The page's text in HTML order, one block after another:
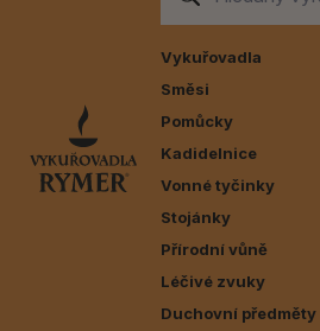
Vykuřovadla
Směsi
Pomůcky
Kadidelnice
Vonné tyčinky
Stojánky
Přírodní vůně
Léčivé zvuky
Duchovní předměty